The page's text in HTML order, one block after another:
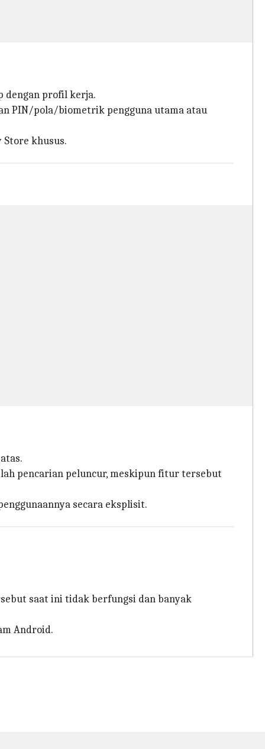
dengan profil kerja.
PIN/pola/biometrik pengguna utama atau
khusus.
pencarian peluncur, meskipun fitur tersebut
secara eksplisit.
saat ini tidak berfungsi dan banyak
Android.